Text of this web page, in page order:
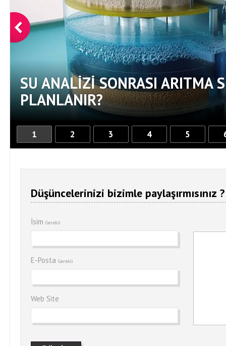
SU ANALIZI SONRASI ARITMA
PLANLANIR?
1 2 3 4 5
Düşüncelerinizi bizimle paylaşırmısınız ?
İsim Gerekli
E-Posta Gerekli
Web Site